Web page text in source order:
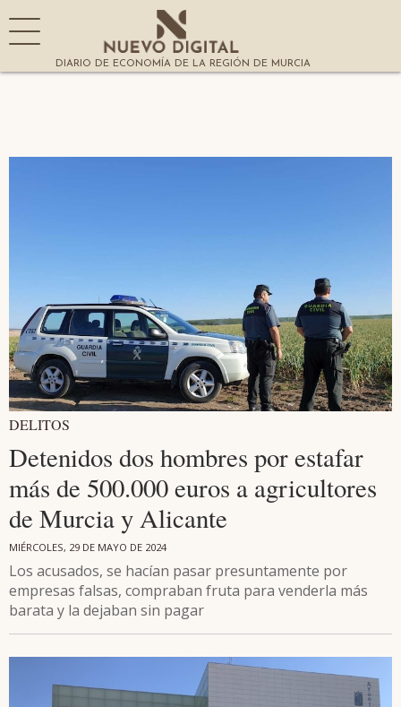
DIARIO DE ECONOMÍA DE LA REGIÓN DE MURCIA
DELITOS
Detenidos dos hombres por estafar
más de 500.000 euros a agricultores
de Murcia y Alicante
MIÉRCOLES, 29 DE MAYO DE 2024
Los acusados, se hacían pasar presuntamente por
empresas falsas, compraban fruta para venderla más
barata y la dejaban sin pagar